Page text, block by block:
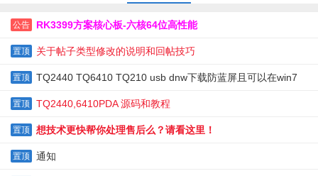
公告 RK3399方案核心板-六核64位高性能
置顶 关于帖子类型修改的说明和回帖技巧
置顶 TQ2440 TQ6410 TQ210 usb dnw下载防蓝屏且可以在win7
linux 32位和64位下使用
置顶 TQ2440,6410PDA 源码和教程
置顶 想技术更快帮你处理售后么？请看这里！
置顶 通知